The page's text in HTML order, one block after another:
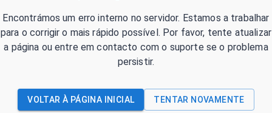
Encontrámos um erro interno no servidor. Estamos a trabalhar
para o corrigir o mais rápido possível. Por favor, tente atualizar
a página ou entre em contacto com o suporte se o problema
persistir.
VOLTAR À PÁGINA INICIAL TENTAR NOVAMENTE